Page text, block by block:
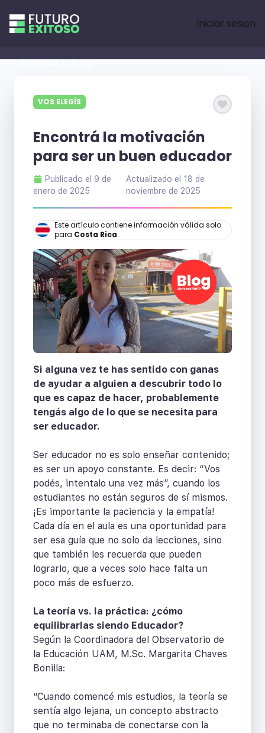
Iniciar sesion
VOS ELEGÍS
Encontrá la motivación
para ser un buen educador
Publicado el 9 de
enero de 2025
Actualizado el 18 de
noviembre de 2025
Este artículo contiene información válida solo
para Costa Rica
Si alguna vez te has sentido con ganas
de ayudar a alguien a descubrir todo lo
que es capaz de hacer, probablemente
tengás algo de lo que se necesita para
ser educador.
Ser educador no es solo enseñar contenido;
es ser un apoyo constante. Es decir: “Vos
podés, intentalo una vez más”, cuando los
estudiantes no están seguros de sí mismos.
¡Es importante la paciencia y la empatía!
Cada día en el aula es una oportunidad para
ser esa guía que no solo da lecciones, sino
que también les recuerda que pueden
lograrlo, que a veces solo hace falta un
poco más de esfuerzo.
La teoría vs. la práctica: ¿cómo
equilibrarlas siendo Educador?
Según la Coordinadora del Observatorio de
la Educación UAM, M.Sc. Margarita Chaves
Bonilla:
“Cuando comencé mis estudios, la teoría se
sentía algo lejana, un concepto abstracto
que no terminaba de conectarse con la